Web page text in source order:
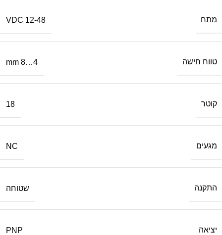
מתח 12-48 VDC
טווח חישה 4…8 mm
קוטר 18
מגעים NC
התקנה שטוחה
יציאה PNP